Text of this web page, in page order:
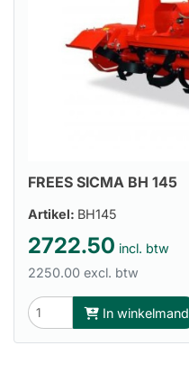
FREES SICMA BH 145
Artikel: BH145
2722.50 incl. btw
2250.00 excl. btw
In winkelmand